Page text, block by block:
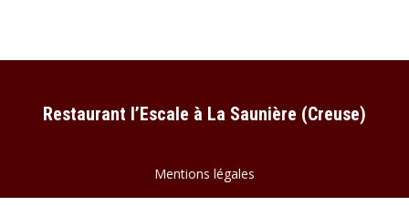
Restaurant l’Escale à La Saunière (Creuse)
Mentions légales